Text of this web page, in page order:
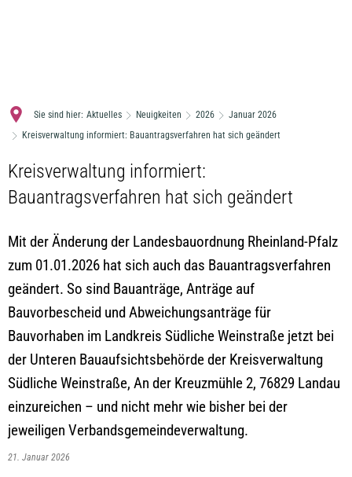
Sie sind hier: Aktuelles Neuigkeiten 2026
Januar 2026
Kreisverwaltung informiert: Bauantragsverfahren hat sich geändert
Kreisverwaltung informiert:
Bauantragsverfahren hat sich geändert
Mit der Änderung der Landesbauordnung Rheinland-Pfalz
zum 01.01.2026 hat sich auch das Bauantragsverfahren
geändert. So sind Bauanträge, Anträge auf
Bauvorbescheid und Abweichungsanträge für
Bauvorhaben im Landkreis Südliche Weinstraße jetzt bei
der Unteren Bauaufsichtsbehörde der Kreisverwaltung
Südliche Weinstraße, An der Kreuzmühle 2, 76829 Landau
einzureichen – und nicht mehr wie bisher bei der
jeweiligen Verbandsgemeindeverwaltung.
21. Januar 2026